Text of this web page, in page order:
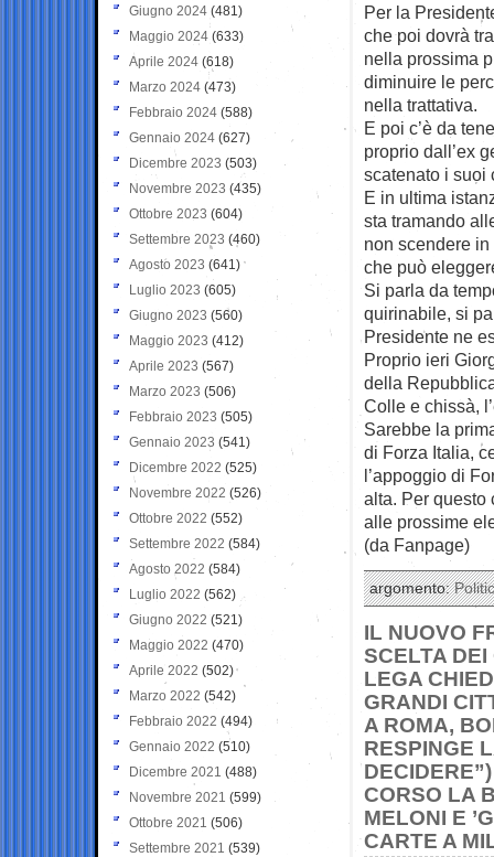
Per la
che poi dovrà
nella prossima
diminuire le
nella trattativa.
E poi c’è da
proprio dall’ex
scatenato i suoi
E in ultima
sta tramando
non scendere
che può
Si parla da
quirinabile, si
Presidente ne
Proprio ieri
della
Colle e chissà,
Sarebbe la
di Forza Italia,
l’appoggio di
alta. Per questo
alle prossime
(da Fanpage)
argomento:
IL NUOVO
SCELTA
LEGA
GRANDI
A ROMA,
RESPINGE
CORSO LA
MELONI E
CARTE A
Giugno 2024 (481)
Maggio 2024 (633)
Aprile 2024 (618)
Marzo 2024 (473)
Febbraio 2024 (588)
Gennaio 2024 (627)
Dicembre 2023 (503)
Novembre 2023 (435)
Ottobre 2023 (604)
Settembre 2023 (460)
Agosto 2023 (641)
Luglio 2023 (605)
Giugno 2023 (560)
Maggio 2023 (412)
Aprile 2023 (567)
Marzo 2023 (506)
Febbraio 2023 (505)
Gennaio 2023 (541)
Dicembre 2022 (525)
Novembre 2022 (526)
Ottobre 2022 (552)
Settembre 2022 (584)
Agosto 2022 (584)
Luglio 2022 (562)
Giugno 2022 (521)
Maggio 2022 (470)
Aprile 2022 (502)
Marzo 2022 (542)
Febbraio 2022 (494)
Gennaio 2022 (510)
Dicembre 2021 (488)
Novembre 2021 (599)
Ottobre 2021 (506)
Settembre 2021 (539)